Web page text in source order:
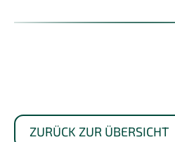
ZURÜCK ZUR ÜBERSICHT